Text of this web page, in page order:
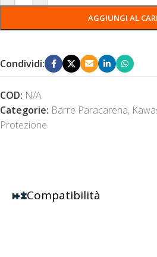
AGGIUNGI AL
Condividi:
COD: N/A
Categorie: Barre Paracarena,
Protezione
Compatibilità